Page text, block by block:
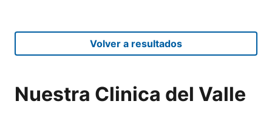
Volver a resultados
Nuestra Clinica del Valle